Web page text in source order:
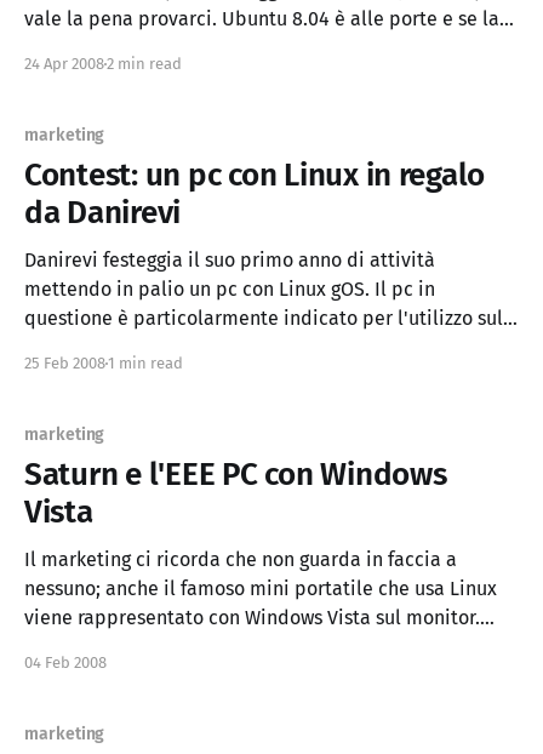
vale la pena provarci. Ubuntu 8.04 è alle porte e se la
24 Apr 20082 min read
marketing
Contest: un pc con Linux in regalo
da Danirevi
Danirevi festeggia il suo primo anno di attività
mettendo in palio un pc con Linux gOS. Il pc in
questione è particolarmente indicato per l'utilizzo sul
CPU: Intel Celeron 420 1.6Ghz 800fsb 512K Cache Scheda
25 Feb 2008 1 min read
marketing
Saturn e l'EEE PC con Windows
Vista
Il marketing ci ricorda che non guarda in faccia a
nessuno; anche il famoso mini portatile che usa Linux
viene rappresentato con Windows Vista sul monitor.
04 Feb 2008
marketing